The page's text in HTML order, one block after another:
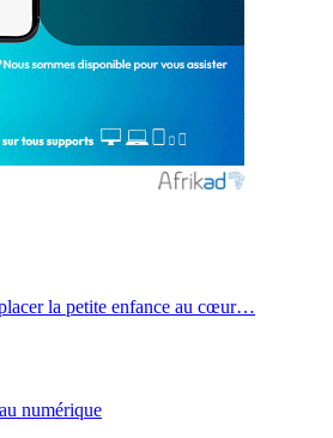
la petite enfance au cœur…
numérique